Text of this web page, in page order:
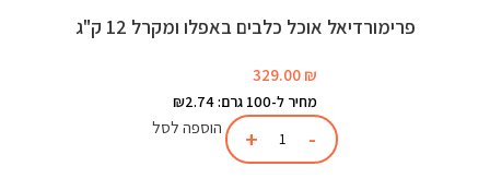
פרימורדיאל אוכל כלבים באפלו ומקרל 12 ק"ג
329.00 ₪
מחיר ל-100 גרם: ₪2.74
הוספה לסל